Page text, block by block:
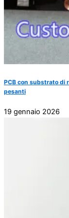
PCB con substrato di
pesanti
19 gennaio 2026